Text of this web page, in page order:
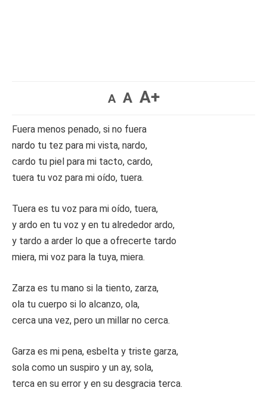
A A A+
Fuera menos penado, si no fuera
nardo tu tez para mi vista, nardo,
cardo tu piel para mi tacto, cardo,
tuera tu voz para mi oído, tuera.
Tuera es tu voz para mi oído, tuera,
y ardo en tu voz y en tu alrededor ardo,
y tardo a arder lo que a ofrecerte tardo
miera, mi voz para la tuya, miera.
Zarza es tu mano si la tiento, zarza,
ola tu cuerpo si lo alcanzo, ola,
cerca una vez, pero un millar no cerca.
Garza es mi pena, esbelta y triste garza,
sola como un suspiro y un ay, sola,
terca en su error y en su desgracia terca.